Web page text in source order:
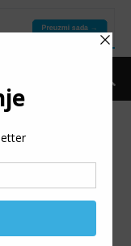
o snazi